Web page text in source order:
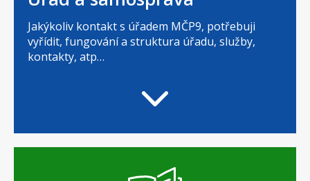
Jakýkoliv kontakt s úřadem MČP9, potřebuji
vyřídit, fungování a struktura úřadu, služby,
kontakty, atp…